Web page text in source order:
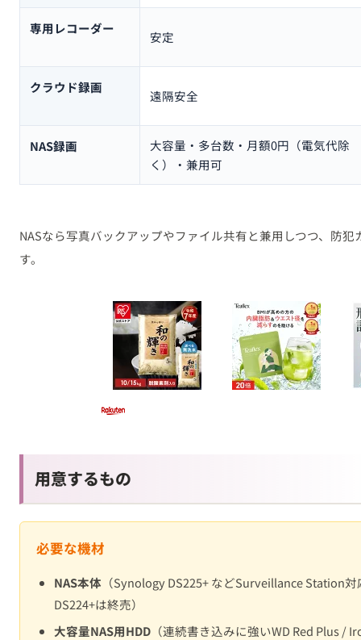
専用レコーダー
安定
クラウド録画
遠隔安全
NAS録画
大容量・多台数・月額0円（電気代除
く）・兼用可
NASなら写真バックアップやファイル共有と兼用しつつ、防
す。
用意するもの
必要な機材
NAS本体 （Synology DS225+ などSurveillance Station
DS224+は終売）
大容量NAS用HDD （連続書き込みに強いWD Red Plus /